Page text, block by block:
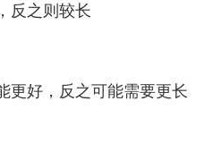
反之则较长
更好，反之可能需要更长